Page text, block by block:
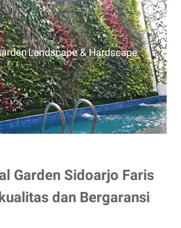
Garden Sidoarjo Faris
dan Bergaransi